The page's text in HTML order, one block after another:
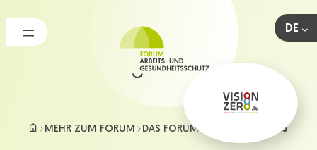
springen
DE
MEHR ZUM FORUM DAS FORUM IM PORTRÄT 2018